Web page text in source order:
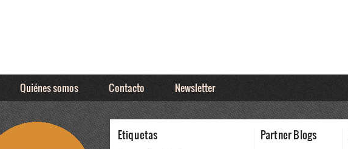
Quiénes somos Contacto Newsletter
Etiquetas Partner Blogs